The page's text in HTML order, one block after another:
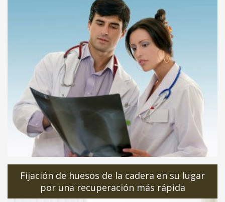
Fijación de huesos de la cadera en su lugar
por una recuperación más rápida